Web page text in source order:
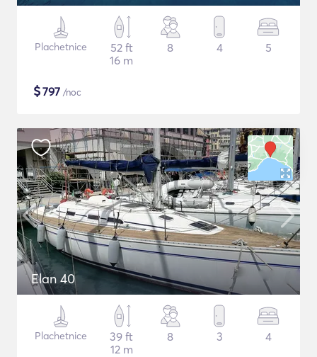
Plachetnice
52 ft
16 m
8 4 5
$797 /noc
Elan 40
Plachetnice
39 ft
12 m
8 3 4